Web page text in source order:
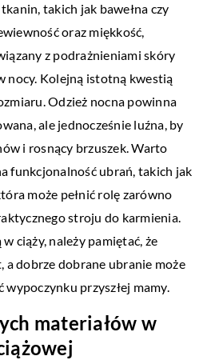
takich jak bawełna czy
oraz miękkość,
z podrażnieniami skóry
nocy. Kolejną istotną kwestią
Odzież nocna powinna
ale jednocześnie luźna, by
i rosnący brzuszek. Warto
funkcjonalność ubrań, takich jak
może pełnić rolę zarówno
stroju do karmienia.
ciąży, należy pamiętać, że
dobrze dobrane ubranie może
wypoczynku przyszłej mamy.
materiałów w